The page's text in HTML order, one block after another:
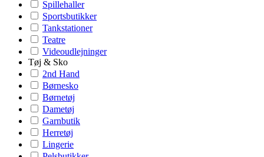
Spillehaller
Sportsbutikker
Tankstationer
Teatre
Videoudlejninger
Tøj & Sko
2nd Hand
Børnesko
Børnetøj
Dametøj
Garnbutik
Herretøj
Lingerie